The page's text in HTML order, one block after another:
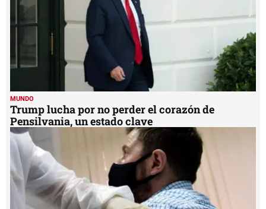
MUNDO
Trump lucha por no perder el corazón de
Pensilvania, un estado clave